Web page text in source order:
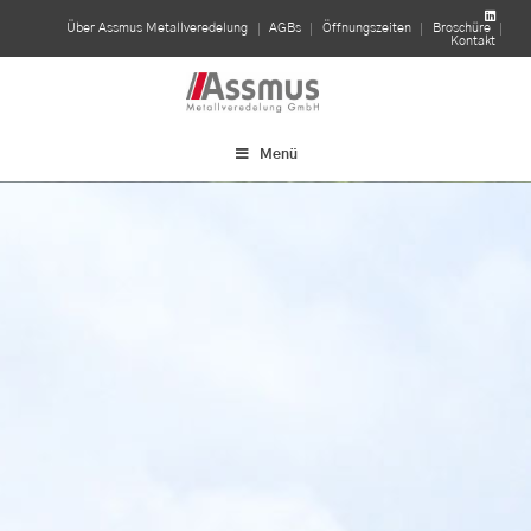
linkedin
Über Assmus Metallveredelung
AGBs Öffnungszeiten
Broschüre
Kontakt
Menü